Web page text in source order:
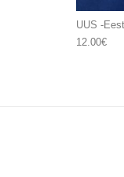
UUS -
12.00€